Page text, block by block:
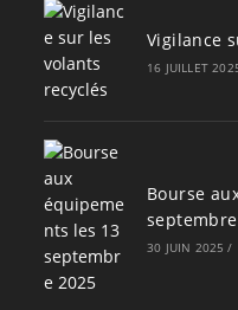
Vigilance
16 JUILLET
Bourse
30 JUIN 2025 /